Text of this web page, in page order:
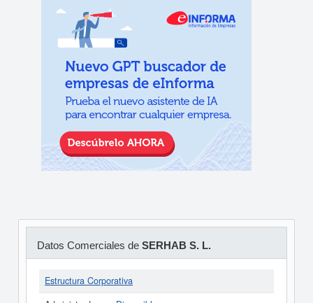
Datos Comerciales de SERHAB S. L.
Estructura Corporativa